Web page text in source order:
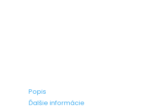
Popis
Ďalšie informácie